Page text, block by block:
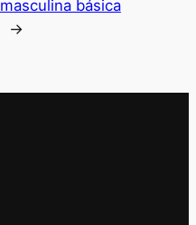
masculina básica
→